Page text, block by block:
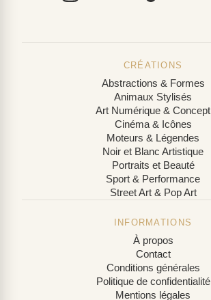
CRÉATIONS
Abstractions & Formes
Animaux Stylisés
Art Numérique & Concept
Cinéma & Icônes
Moteurs & Légendes
Noir et Blanc Artistique
Portraits et Beauté
Sport & Performance
Street Art & Pop Art
INFORMATIONS
À propos
Contact
Conditions générales
Politique de confidentialité
Mentions légales